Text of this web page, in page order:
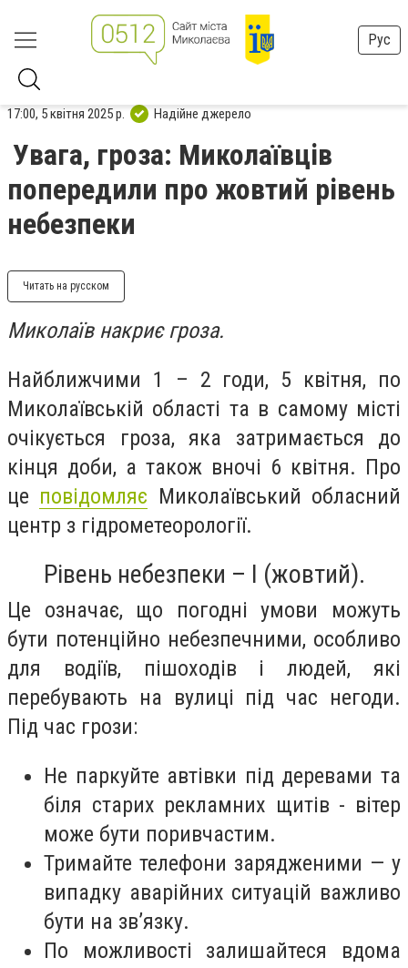
Рус
17:00, 5 квітня 2025 р. Надійне джерело
Увага, гроза: Миколаївців
попередили про жовтий рівень
небезпеки
Читать на русском
Миколаїв накриє гроза.
Найближчими 1 – 2 годи, 5 квітня, по
Миколаївській області та в самому місті
очікується гроза, яка затримається до
кінця доби, а також вночі 6 квітня. Про
це повідомляє Миколаївський обласний
центр з гідрометеорології.
Рівень небезпеки – І (жовтий).
Це означає, що погодні умови можуть
бути потенційно небезпечними, особливо
для водіїв, пішоходів і людей, які
перебувають на вулиці під час негоди.
Під час грози:
Не паркуйте автівки під деревами та
біля старих рекламних щитів - вітер
може бути поривчастим.
Тримайте телефони зарядженими — у
випадку аварійних ситуацій важливо
бути на зв’язку.
По можливості залишайтеся вдома